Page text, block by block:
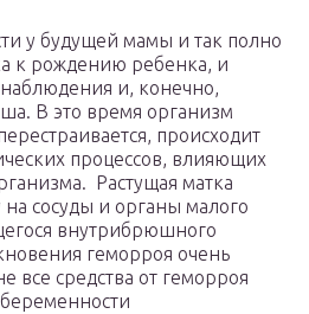
у будущей мамы и так полно
к рождению ребенка, и
и, конечно,
В это время организм
происходит
процессов, влияющих
Растущая матка
на сосуды и органы малого
внутрибрюшного
геморроя очень
все средства от геморроя